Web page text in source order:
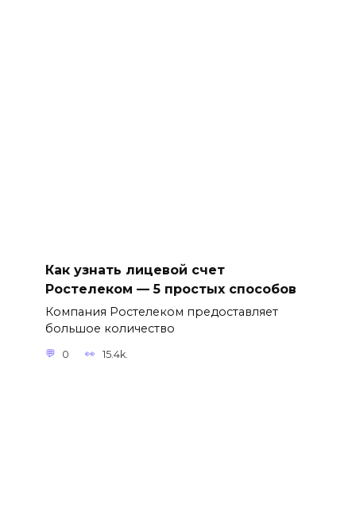
Как узнать лицевой счет
Ростелеком — 5 простых способов
Компания Ростелеком предоставляет
большое количество
0 15.4k.